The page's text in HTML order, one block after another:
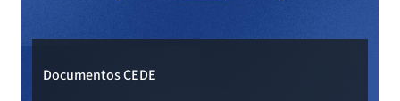
Documentos CEDE